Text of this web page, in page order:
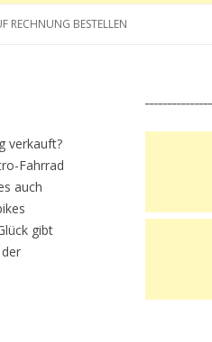
RECHNUNG BESTELLEN
verkauft?
Fahrrad
auch
gibt